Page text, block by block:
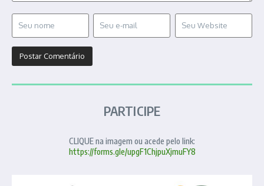
PARTICIPE
CLIQUE na imagem ou acede pelo link:
https://forms.gle/upgF1ChjpuXjmuFY8